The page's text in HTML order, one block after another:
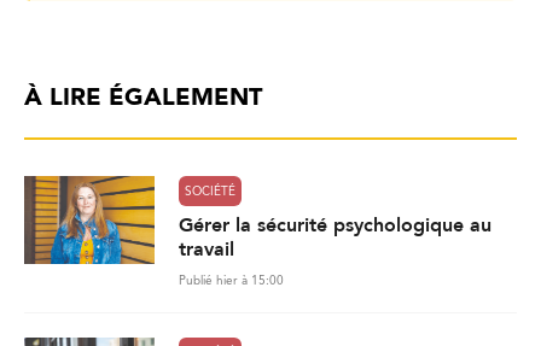
À LIRE ÉGALEMENT
SOCIÉTÉ
Gérer la sécurité psychologique au
travail
Publié hier à 15:00